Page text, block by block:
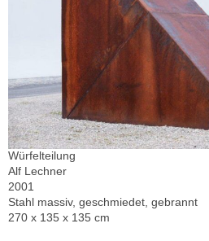
Würfelteilung
Alf Lechner
2001
Stahl massiv, geschmiedet, gebrannt
270 x 135 x 135 cm